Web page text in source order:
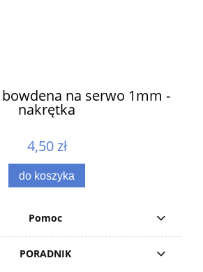
na serwo 1mm -
nakrętka
4,50 zł
do koszyka
Pomoc
PORADNIK